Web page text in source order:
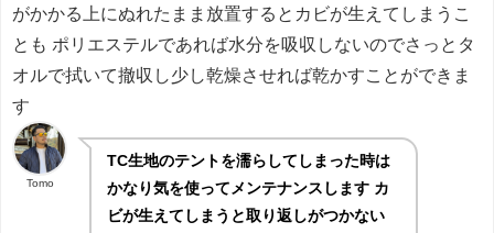
がかかる上にぬれたまま放置するとカビが生えてしまうこ
とも ポリエステルであれば水分を吸収しないのでさっとタ
オルで拭いて撤収し少し乾燥させれば乾かすことができま
す
Tomo
TC生地のテントを濡らしてしまった時は
かなり気を使ってメンテナンスします カ
ビが生えてしまうと取り返しがつかない